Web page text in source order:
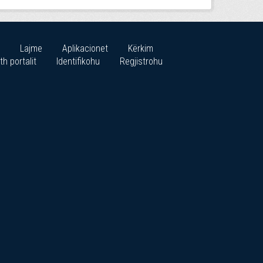
Lajme Aplikacionet
Kërkim
portalit
Identifikohu Regjistrohu